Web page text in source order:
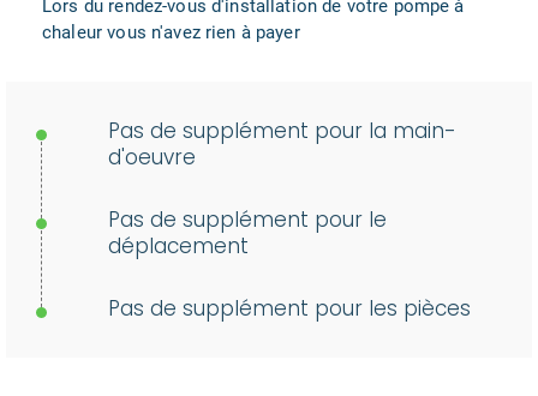
Lors du rendez-vous d'installation de votre pompe à
chaleur vous n'avez rien à payer
Pas de supplément pour la main-
d'oeuvre
Pas de supplément pour le
déplacement
Pas de supplément pour les pièces